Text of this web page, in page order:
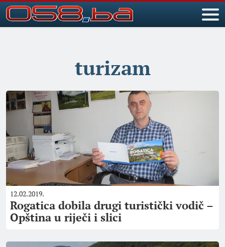
turizam
12.02.2019.
Rogatica dobila drugi turistički vodič –
Opština u riječi i slici